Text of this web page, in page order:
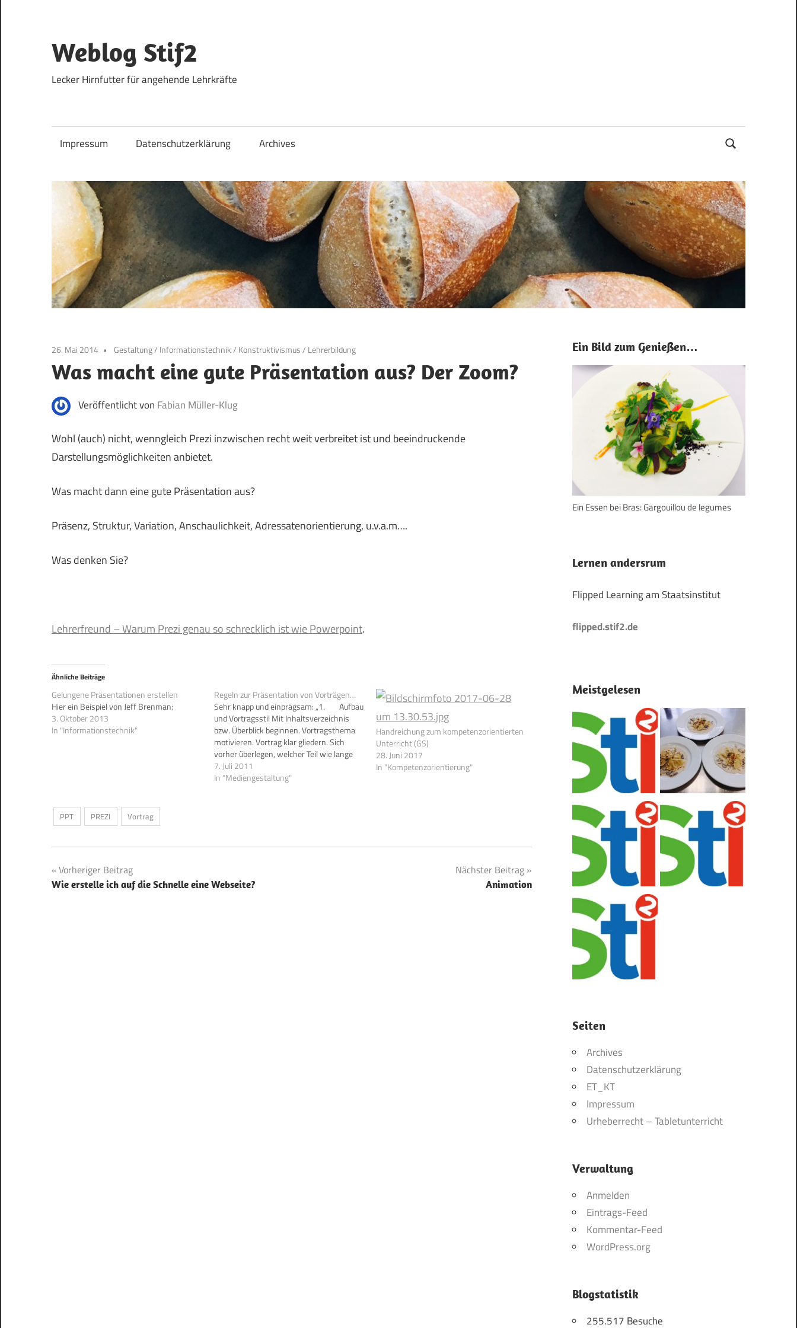
springen
Weblog Stif2
Lecker Hirnfutter für angehende Lehrkräfte
Impressum Datenschutzerklärung Archives
26. Mai 2014 Gestaltung/ Informationstechnik/ Konstruktivismus/ Lehrerbildung
Was macht eine gute Präsentation aus? Der Zoom?
Veröffentlicht von Fabian Müller-Klug
Wohl (auch) nicht, wenngleich Prezi inzwischen recht weit verbreitet ist und beeindruckende
Darstellungsmöglichkeiten anbietet.
Was macht dann eine gute Präsentation aus?
Präsenz, Struktur, Variation, Anschaulichkeit, Adressatenorientierung, u.v.a.m….
Was denken Sie?
Lehrerfreund – Warum Prezi genau so schrecklich ist wie Powerpoint.
Ähnliche Beiträge
Gelungene Präsentationen erstellen
Hier ein Beispiel von Jeff Brenman:
3. Oktober 2013
In "Informationstechnik"
Regeln zur Präsentation von Vorträgen…
Sehr knapp und einprägsam: „1. Aufbau
und Vortragsstil Mit Inhaltsverzeichnis
bzw. Überblick beginnen. Vortragsthema
motivieren. Vortrag klar gliedern. Sich
vorher überlegen, welcher Teil wie lange
dauern soll. Nachvollziehbare Referenzen
angeben. Mit Zusammenfassung
7. Juli 2011
In "Mediengestaltung"
Handreichung zum kompetenzorientierten
Unterricht (GS)
28. Juni 2017
In "Kompetenzorientierung"
PPT PREZI Vortrag
Beitragsnavigation
Vorheriger Beitrag
Wie erstelle ich auf die Schnelle eine Webseite?
Nächster Beitrag
Animation
Ein Bild zum Genießen…
Ein Essen bei Bras: Gargouillou de legumes
Lernen andersrum
Flipped Learning am Staatsinstitut
flipped.stif2.de
Meistgelesen
Seiten
Archives
Datenschutzerklärung
ET_KT
Impressum
Urheberrecht – Tabletunterricht
Verwaltung
Anmelden
Eintrags-Feed
Kommentar-Feed
WordPress.org
Blogstatistik
255.517 Besuche